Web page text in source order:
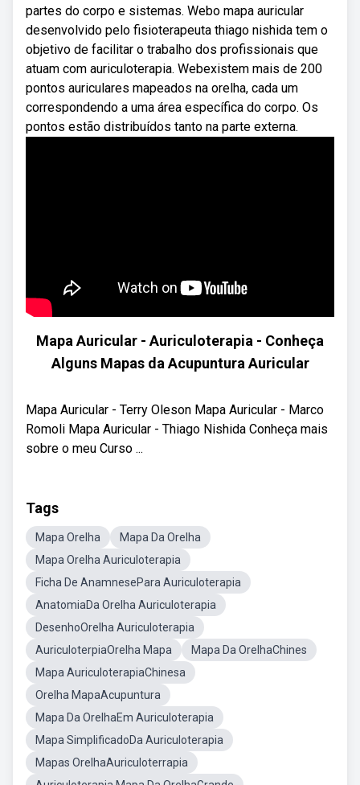
partes do corpo e sistemas. Webo mapa auricular
desenvolvido pelo fisioterapeuta thiago nishida tem o
objetivo de facilitar o trabalho dos profissionais que
atuam com auriculoterapia. Webexistem mais de 200
pontos auriculares mapeados na orelha, cada um
correspondendo a uma área específica do corpo. Os
pontos estão distribuídos tanto na parte externa.
Mapa Auricular - Auriculoterapia - Conheça
Alguns Mapas da Acupuntura Auricular
Mapa Auricular - Terry Oleson Mapa Auricular - Marco
Romoli Mapa Auricular - Thiago Nishida Conheça mais
sobre o meu Curso ...
Tags
Mapa Orelha
Mapa Da Orelha
Mapa Orelha Auriculoterapia
Ficha De AnamnesePara Auriculoterapia
AnatomiaDa Orelha Auriculoterapia
DesenhoOrelha Auriculoterapia
AuriculoterpiaOrelha Mapa
Mapa Da OrelhaChines
Mapa AuriculoterapiaChinesa
Orelha MapaAcupuntura
Mapa Da OrelhaEm Auriculoterapia
Mapa SimplificadoDa Auriculoterapia
Mapas OrelhaAuriculoterrapia